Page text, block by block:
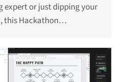
expert or just dipping your
this Hackathon…